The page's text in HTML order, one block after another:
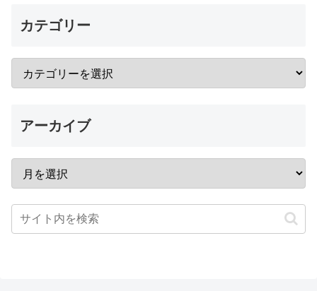
カテゴリー
アーカイブ